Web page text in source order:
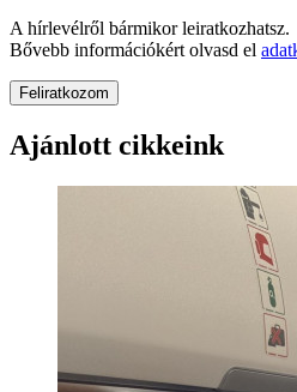
A hírlevélről bármikor leiratkozhatsz.
Bővebb információkért olvasd el
Feliratkozom
Ajánlott cikkeink